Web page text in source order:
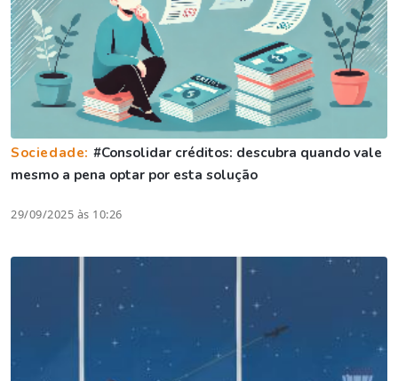
Sociedade: #Consolidar créditos: descubra quando vale
mesmo a pena optar por esta solução
29/09/2025 às 10:26